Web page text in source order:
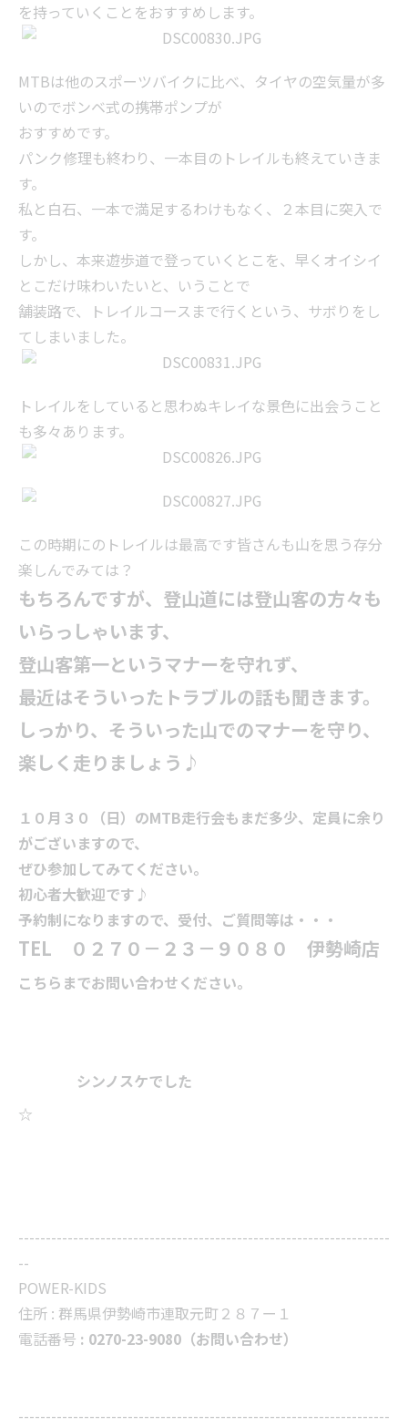
を持っていくことをおすすめします。
MTBは他のスポーツバイクに比べ、タイヤの空気量が多
いのでボンベ式の携帯ポンプが
おすすめです。
パンク修理も終わり、一本目のトレイルも終えていきま
す。
私と白石、一本で満足するわけもなく、２本目に突入で
す。
しかし、本来遊歩道で登っていくとこを、早くオイシイ
とこだけ味わいたいと、いうことで
舗装路で、トレイルコースまで行くという、サボりをし
てしまいました。
トレイルをしていると思わぬキレイな景色に出会うこと
も多々あります。
この時期にのトレイルは最高です皆さんも山を思う存分
楽しんでみては？
もちろんですが、登山道には登山客の方々も
いらっしゃいます、
登山客第一というマナーを守れず、
最近はそういったトラブルの話も聞きます。
しっかり、そういった山でのマナーを守り、
楽しく走りましょう♪
１０月３０（日）のMTB走行会もまだ多少、定員に余り
がございますので、
ぜひ参加してみてください。
初心者大歓迎です♪
予約制になりますので、受付、ご質問等は・・・
TEL ０２７０－２３－９０８０ 伊勢崎店
こちらまでお問い合わせください。
シンノスケでした
☆
--------------------------------------------------------------------
--
POWER-KIDS
住所 : 群馬県伊勢崎市連取元町２８７ー１
電話番号 : 0270-23-9080（お問い合わせ）
--------------------------------------------------------------------